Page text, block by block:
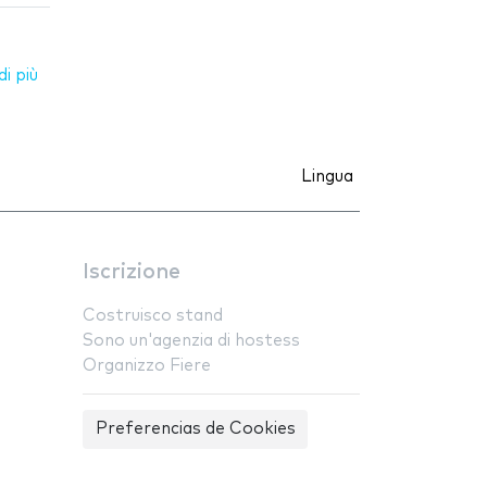
più
Lingua
Iscrizione
Costruisco stand
Sono un'agenzia di hostess
Organizzo Fiere
Preferencias de Cookies